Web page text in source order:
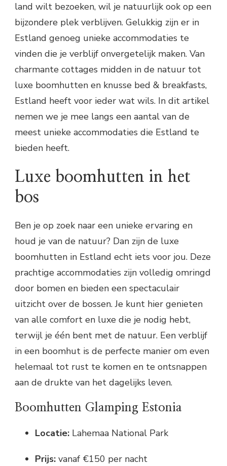
land wilt bezoeken, wil je natuurlijk ook op een
bijzondere plek verblijven. Gelukkig zijn er in
Estland genoeg unieke accommodaties te
vinden die je verblijf onvergetelijk maken. Van
charmante cottages midden in de natuur tot
luxe boomhutten en knusse bed & breakfasts,
Estland heeft voor ieder wat wils. In dit artikel
nemen we je mee langs een aantal van de
meest unieke accommodaties die Estland te
bieden heeft.
Luxe boomhutten in het
bos
Ben je op zoek naar een unieke ervaring en
houd je van de natuur? Dan zijn de luxe
boomhutten in Estland echt iets voor jou. Deze
prachtige accommodaties zijn volledig omringd
door bomen en bieden een spectaculair
uitzicht over de bossen. Je kunt hier genieten
van alle comfort en luxe die je nodig hebt,
terwijl je één bent met de natuur. Een verblijf
in een boomhut is de perfecte manier om even
helemaal tot rust te komen en te ontsnappen
aan de drukte van het dagelijks leven.
Boomhutten Glamping Estonia
Locatie: Lahemaa National Park
Prijs: vanaf €150 per nacht